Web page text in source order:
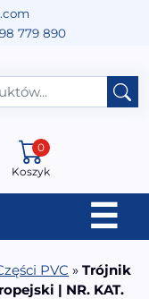
779 890
Koszyk
0
☰
PVC »Trójnik
| NR. KAT.